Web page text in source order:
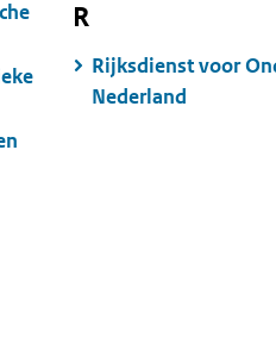
R
Rijksdienst voor
Nederland